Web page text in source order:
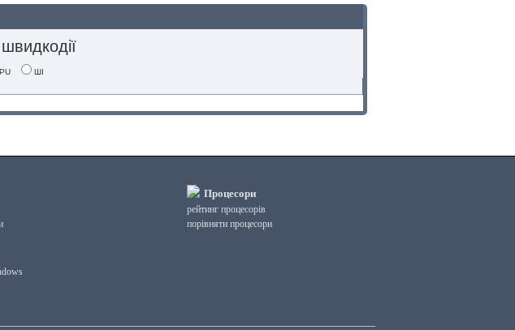
ШІ
Процесори
рейтинг процесорів
порівняти процесори